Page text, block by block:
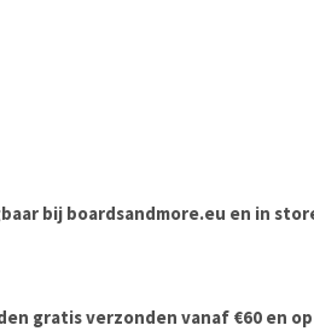
bij boardsandmore.eu en in
gratis verzonden vanaf €60 en